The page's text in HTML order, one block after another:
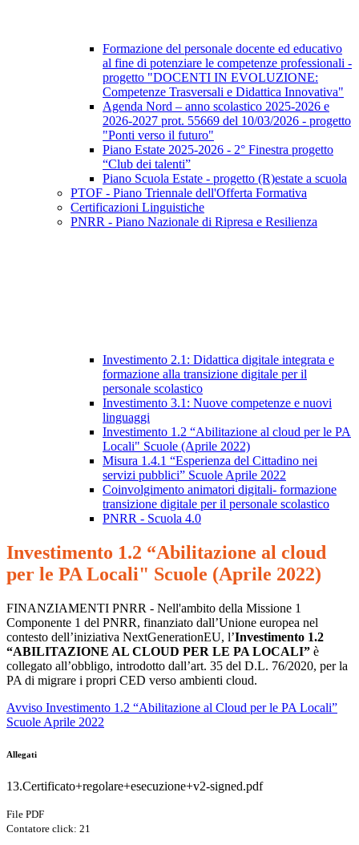
Formazione del personale docente ed educativo
al fine di potenziare le competenze professionali -
progetto "DOCENTI IN EVOLUZIONE:
Competenze Trasversali e Didattica Innovativa"
Agenda Nord – anno scolastico 2025-2026 e
2026-2027 prot. 55669 del 10/03/2026 - progetto
"Ponti verso il futuro"
Piano Estate 2025-2026 - 2° Finestra progetto
“Club dei talenti”
Piano Scuola Estate - progetto (R)estate a scuola
PTOF - Piano Triennale dell'Offerta Formativa
Certificazioni Linguistiche
PNRR - Piano Nazionale di Ripresa e Resilienza
Investimento 2.1: Didattica digitale integrata e
formazione alla transizione digitale per il
personale scolastico
Investimento 3.1: Nuove competenze e nuovi
linguaggi
Investimento 1.2 “Abilitazione al cloud per le PA
Locali" Scuole (Aprile 2022)
Misura 1.4.1 “Esperienza del Cittadino nei
servizi pubblici” Scuole Aprile 2022
Coinvolgimento animatori digitali- formazione
transizione digitale per il personale scolastico
PNRR - Scuola 4.0
Investimento 1.2 “Abilitazione al cloud
per le PA Locali" Scuole (Aprile 2022)
FINANZIAMENTI PNRR - Nell'ambito della Missione 1
Componente 1 del PNRR, finanziato dall’Unione europea nel
contesto dell’iniziativa NextGenerationEU, l’Investimento 1.2
“ABILITAZIONE AL CLOUD PER LE PA LOCALI” è
collegato all’obbligo, introdotto dall’art. 35 del D.L. 76/2020, per la
PA di migrare i propri CED verso ambienti cloud.
Avviso Investimento 1.2 “Abilitazione al Cloud per le PA Locali”
Scuole Aprile 2022
Allegati
13.Certificato+regolare+esecuzione+v2-signed.pdf
File PDF
Contatore click: 21